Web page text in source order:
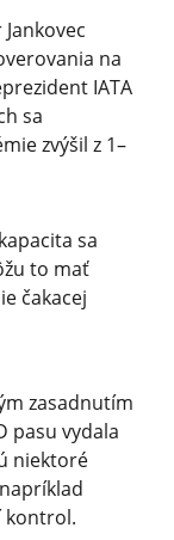
na
IATA
sa
zvýšil z 1–
sa
to mať
čakacej
zasadnutím
pasu vydala
niektoré
kontrol.